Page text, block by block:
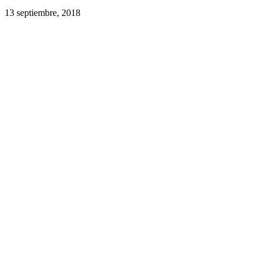
13 septiembre, 2018